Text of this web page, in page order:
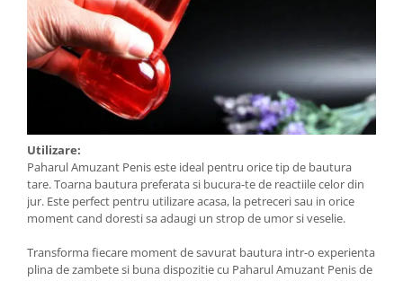
Utilizare:
Paharul Amuzant Penis este ideal pentru orice tip de bautura
tare. Toarna bautura preferata si bucura-te de reactiile celor din
jur. Este perfect pentru utilizare acasa, la petreceri sau in orice
moment cand doresti sa adaugi un strop de umor si veselie.
Transforma fiecare moment de savurat bautura intr-o experienta
plina de zambete si buna dispozitie cu Paharul Amuzant Penis de